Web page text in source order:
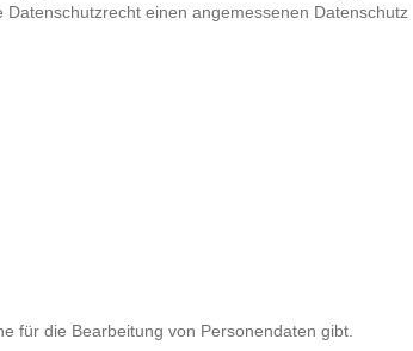
Datenschutzrecht einen angemessenen Datenschutz
für die Bearbeitung von Personendaten gibt.